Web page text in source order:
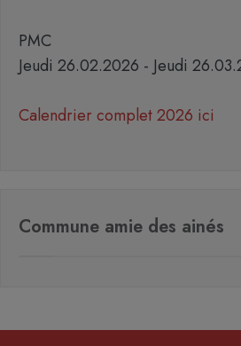
PMC
Jeudi 26.02.2026 - Jeudi
Calendrier complet 2026 ici
Commune amie des ainés